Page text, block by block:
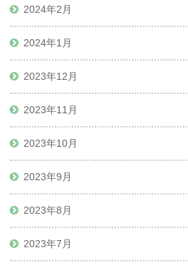
2024年2月
2024年1月
2023年12月
2023年11月
2023年10月
2023年9月
2023年8月
2023年7月